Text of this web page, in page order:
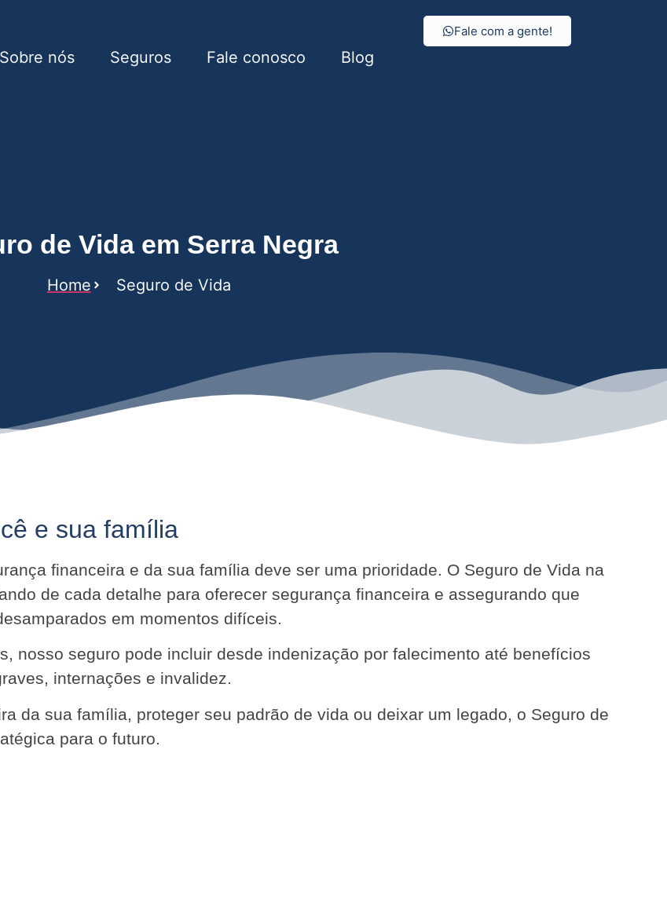
Sobre nós Seguros Fale conosco Blog
Fale com a gente!
de Vida em Serra Negra
Home Seguro de Vida
e sua família
financeira e da sua família deve ser uma prioridade. O Seguro de Vida na
de cada detalhe para oferecer segurança financeira e assegurando que
em momentos difíceis.
nosso seguro pode incluir desde indenização por falecimento até benefícios
internações e invalidez.
da sua família, proteger seu padrão de vida ou deixar um legado, o Seguro de
para o futuro.